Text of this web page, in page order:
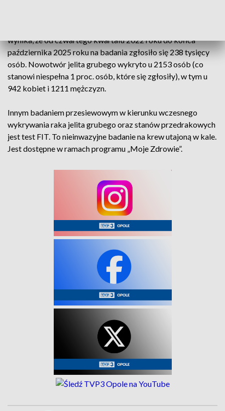
wynika, że od czwartego kwartału 2022 roku do końca
października 2025 roku na badania zgłosiło się 238 tysięcy
osób. Nowotwór jelita grubego wykryto u 2153 osób (co
stanowi niespełna 1 proc. osób, które się zgłosiły), w tym u
942 kobiet i 1211 mężczyzn.
Innym badaniem przesiewowym w kierunku wczesnego
wykrywania raka jelita grubego oraz stanów przedrakowych
jest test FIT. To nieinwazyjne badanie na krew utajoną w kale.
Jest dostępne w ramach programu „Moje Zdrowie”.